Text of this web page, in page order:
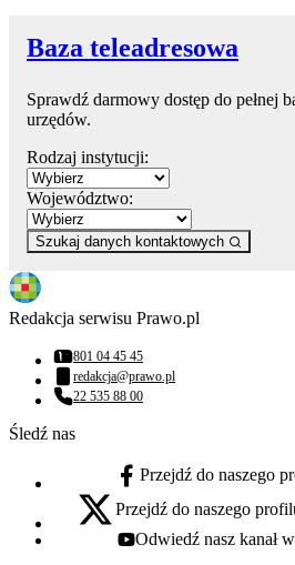
Baza teleadresowa
Sprawdź darmowy dostęp do pełnej
urzędów.
Rodzaj instytucji:
Województwo:
Szukaj danych kontaktowych
Redakcja serwisu Prawo.pl
Numer telefonu:
801 04 45 45
Adres email:
redakcja@prawo.pl
Numer telefonu:
22 535 88 00
Śledź nas
facebook - otwiera się w nowej
Przejdź do naszego
x - otwiera się w nowej karcie
Przejdź do naszego
youtube - otwiera się w nowej
Odwiedź nasz kanał